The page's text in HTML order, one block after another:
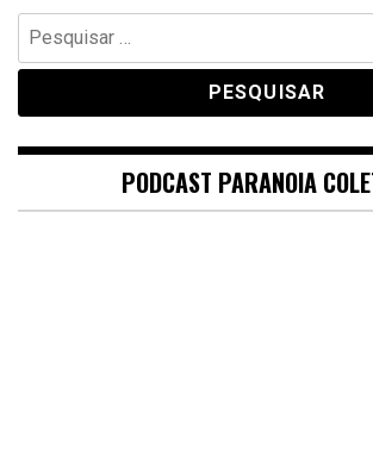
Pesquisar
por:
PODCAST PARANOIA